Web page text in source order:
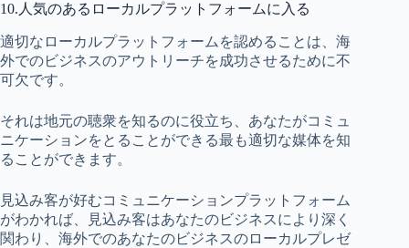
10.人気のあるローカルプラットフォームに入る
適切なローカルプラットフォームを認めることは、海
外でのビジネスのアウトリーチを成功させるために不
可欠です。
それは地元の聴衆を知るのに役立ち、あなたがコミュ
ニケーションをとることができる最も適切な媒体を知
ることができます。
見込み客が好むコミュニケーションプラットフォーム
がわかれば、見込み客はあなたのビジネスにより深く
関わり、海外でのあなたのビジネスのローカルプレゼ